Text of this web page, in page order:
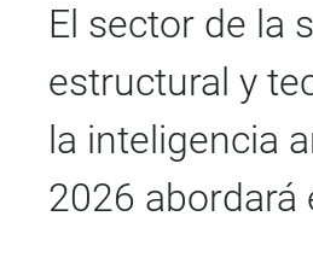
El sector de la
estructural y
la inteligencia
2026 abordará